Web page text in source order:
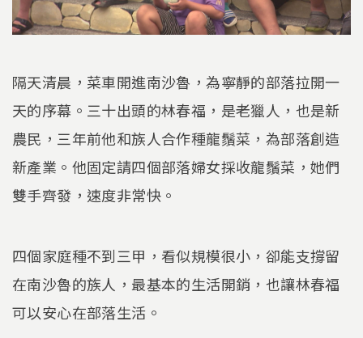
隔天清晨，菜車開進南沙魯，為寧靜的部落拉開一
天的序幕。三十出頭的林春福，是老獵人，也是新
農民，三年前他和族人合作種龍鬚菜，為部落創造
新產業。他固定請四個部落婦女採收龍鬚菜，她們
雙手齊發，速度非常快。
四個家庭種不到三甲，看似規模很小，卻能支撐留
在南沙魯的族人，最基本的生活開銷，也讓林春福
可以安心在部落生活。